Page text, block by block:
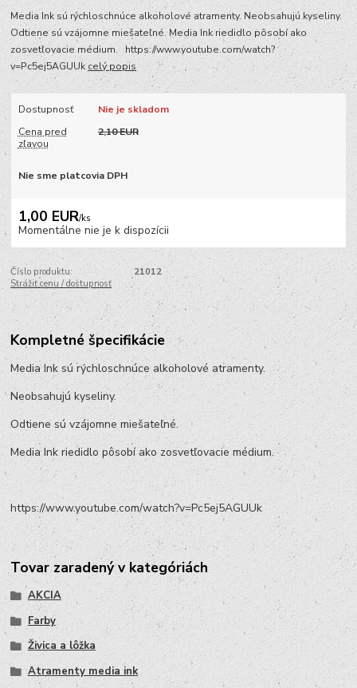
Media Ink sú rýchloschnúce alkoholové atramenty. Neobsahujú kyseliny.
Odtiene sú vzájomne miešateľné. Media Ink riedidlo pôsobí ako
zosvetľovacie médium. https://www.youtube.com/watch?
v=Pc5ej5AGUUk celý popis
Dostupnosť
Nie je skladom
Cena pred
zľavou
2,10 EUR
Nie sme platcovia DPH
1,00 EUR/ks
Momentálne nie je k dispozícii
Číslo produktu:
21012
Strážiť cenu / dostupnosť
Kompletné špecifikácie
Media Ink sú rýchloschnúce alkoholové atramenty.
Neobsahujú kyseliny.
Odtiene sú vzájomne miešateľné.
Media Ink riedidlo pôsobí ako zosvetľovacie médium.
https://www.youtube.com/watch?v=Pc5ej5AGUUk
Tovar zaradený v kategóriách
AKCIA
Farby
Živica a lôžka
Atramenty media ink